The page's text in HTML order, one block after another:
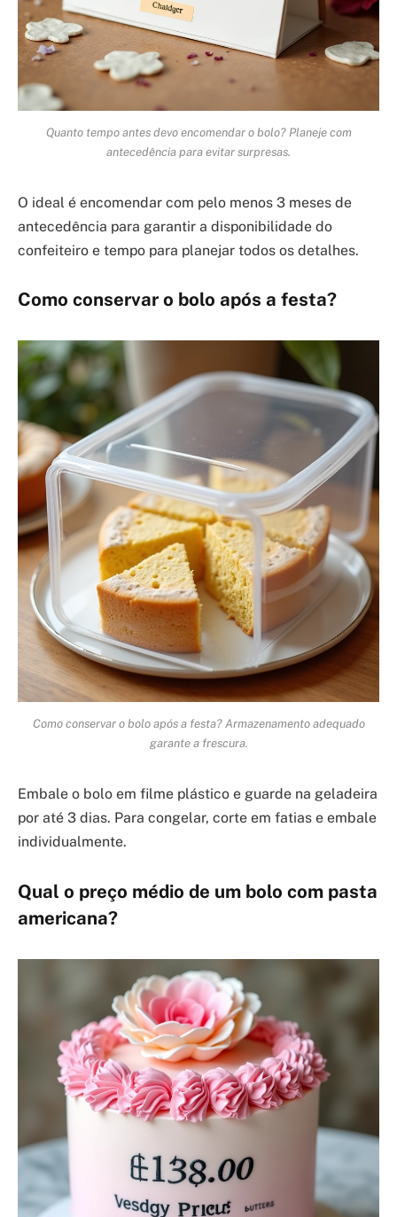
Quanto tempo antes devo encomendar o bolo? Planeje com
antecedência para evitar surpresas.
O ideal é encomendar com pelo menos 3 meses de
antecedência para garantir a disponibilidade do
confeiteiro e tempo para planejar todos os detalhes.
Como conservar o bolo após a festa?
Como conservar o bolo após a festa? Armazenamento adequado
garante a frescura.
Embale o bolo em filme plástico e guarde na geladeira
por até 3 dias. Para congelar, corte em fatias e embale
individualmente.
Qual o preço médio de um bolo com pasta
americana?